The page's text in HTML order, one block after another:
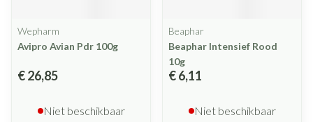
Wepharm
Avipro Avian Pdr 100g
€ 26,85
Niet beschikbaar
Beaphar
Beaphar Intensief Rood
10g
€ 6,11
Niet beschikbaar